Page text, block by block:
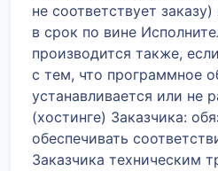
не соответствует
в срок по вине
производится также,
с тем, что программное
устанавливается или не
(хостинге) Заказчика:
обеспечивать
Заказчика техническим